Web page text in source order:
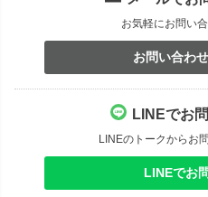
お気軽にお問い
お問い合わ
LINEでお
LINEのトークからお
LINEでお